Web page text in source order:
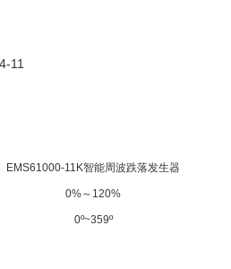
11
EMS61000-11K智能周波跌落发生器
0%～120%
0º~359º